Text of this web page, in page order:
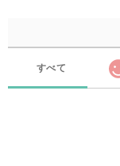
すべて